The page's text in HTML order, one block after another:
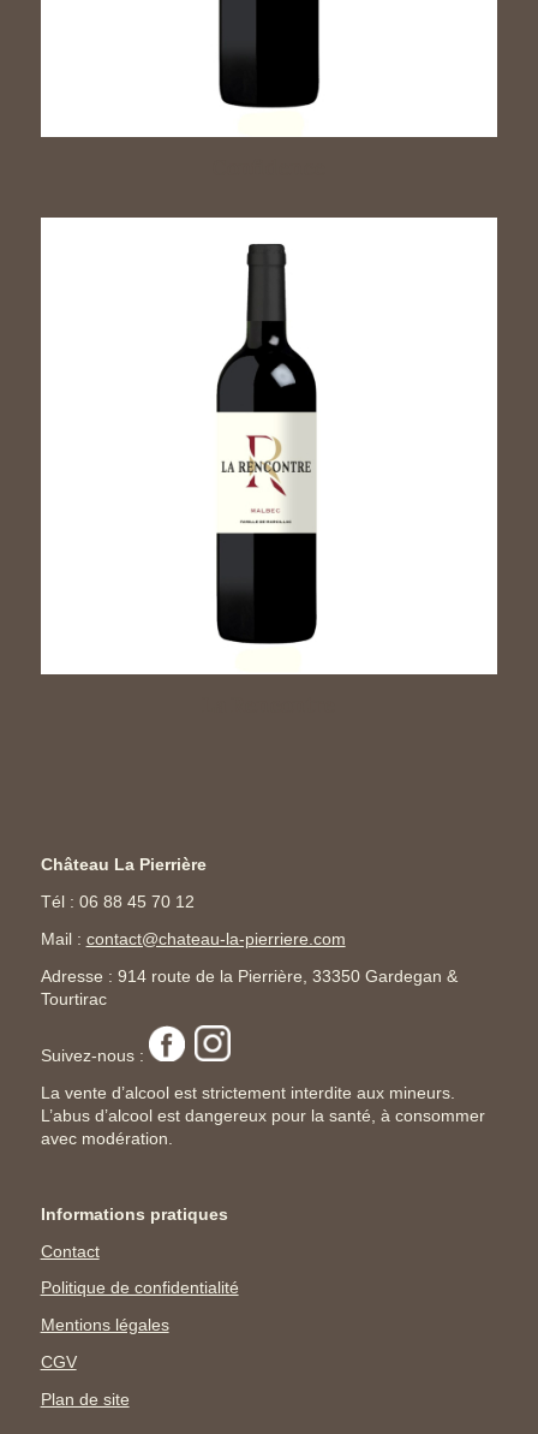
Château La Pierrière
Tél : 06 88 45 70 12
Mail : contact@chateau-la-pierriere.com
Adresse : 914 route de la Pierrière , 33350 Gardegan &
Tourtirac
Suivez-nous :
La vente d’alcool est strictement interdite aux mineurs.
L’abus d’alcool est dangereux pour la santé, à consommer
avec modération.
Informations pratiques
Contact
Politique de confidentialité
Mentions légales
CGV
Plan de site